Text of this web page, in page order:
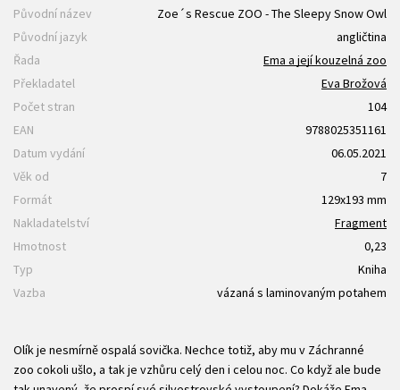
Původní název
Zoe´s Rescue ZOO - The Sleepy Snow Owl
Původní jazyk
angličtina
Řada
Ema a její kouzelná zoo
Překladatel
Eva Brožová
Počet stran
104
EAN
9788025351161
Datum vydání
06.05.2021
Věk od
7
Formát
129x193 mm
Nakladatelství
Fragment
Hmotnost
0,23
Typ
Kniha
Vazba
vázaná s laminovaným potahem
Olík je nesmírně ospalá sovička. Nechce totiž, aby mu v Záchranné
zoo cokoli ušlo, a tak je vzhůru celý den i celou noc. Co když ale bude